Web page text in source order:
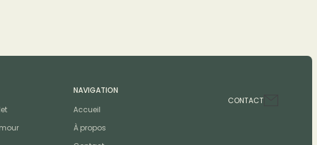
NAVIGATION
Accueil
À propos
CONTACT